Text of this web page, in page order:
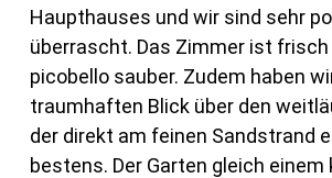
Haupthauses und wir sind sehr
überrascht. Das Zimmer ist
picobello sauber. Zudem haben
traumhaften Blick über den
der direkt am feinen Sandstrand
bestens. Der Garten gleich einem